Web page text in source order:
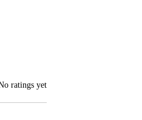
5 stars.
ratings yet